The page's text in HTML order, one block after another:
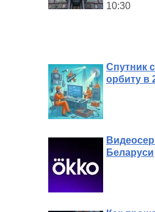
10:30
Спутник
орбиту в
Беларуси